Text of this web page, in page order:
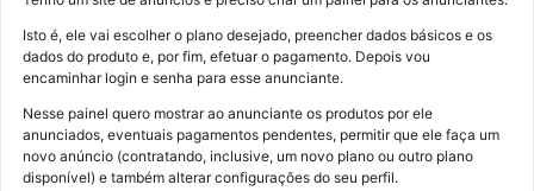
Isto é, ele vai escolher o plano desejado, preencher dados básicos e os
dados do produto e, por fim, efetuar o pagamento. Depois vou
encaminhar login e senha para esse anunciante.
Nesse painel quero mostrar ao anunciante os produtos por ele
anunciados, eventuais pagamentos pendentes, permitir que ele faça um
novo anúncio (contratando, inclusive, um novo plano ou outro plano
disponível) e também alterar configurações do seu perfil.